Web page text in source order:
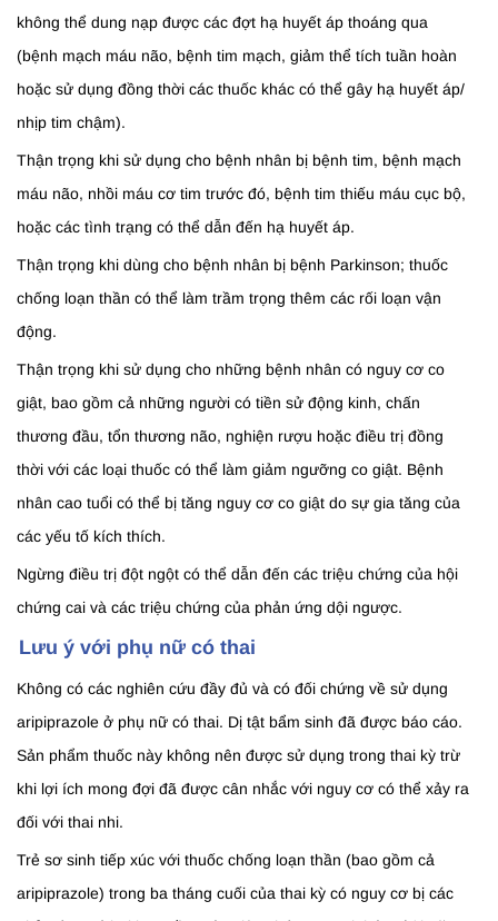
không thể dung nạp được các đợt hạ huyết áp thoáng qua
(bệnh mạch máu não, bệnh tim mạch, giảm thể tích tuần hoàn
hoặc sử dụng đồng thời các thuốc khác có thể gây hạ huyết áp/
nhịp tim chậm).
Thận trọng khi sử dụng cho bệnh nhân bị bệnh tim, bệnh mạch
máu não, nhồi máu cơ tim trước đó, bệnh tim thiếu máu cục bộ,
hoặc các tình trạng có thể dẫn đến hạ huyết áp.
Thận trọng khi dùng cho bệnh nhân bị bệnh Parkinson; thuốc
chống loạn thần có thể làm trầm trọng thêm các rối loạn vận
động.
Thận trọng khi sử dụng cho những bệnh nhân có nguy cơ co
giật, bao gồm cả những người có tiền sử động kinh, chấn
thương đầu, tổn thương não, nghiện rượu hoặc điều trị đồng
thời với các loại thuốc có thể làm giảm ngưỡng co giật. Bệnh
nhân cao tuổi có thể bị tăng nguy cơ co giật do sự gia tăng của
các yếu tố kích thích.
Ngừng điều trị đột ngột có thể dẫn đến các triệu chứng của hội
chứng cai và các triệu chứng của phản ứng dội ngược.
Lưu ý với phụ nữ có thai
Không có các nghiên cứu đầy đủ và có đối chứng về sử dụng
aripiprazole ở phụ nữ có thai. Dị tật bẩm sinh đã được báo cáo.
Sản phẩm thuốc này không nên được sử dụng trong thai kỳ trừ
khi lợi ích mong đợi đã được cân nhắc với nguy cơ có thể xảy ra
đối với thai nhi.
Trẻ sơ sinh tiếp xúc với thuốc chống loạn thần (bao gồm cả
aripiprazole) trong ba tháng cuối của thai kỳ có nguy cơ bị các